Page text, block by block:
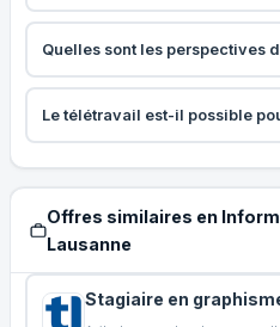
Quelles sont les perspectives
Le télétravail est-il possible
Offres similaires en
Lausanne
Stagiaire en